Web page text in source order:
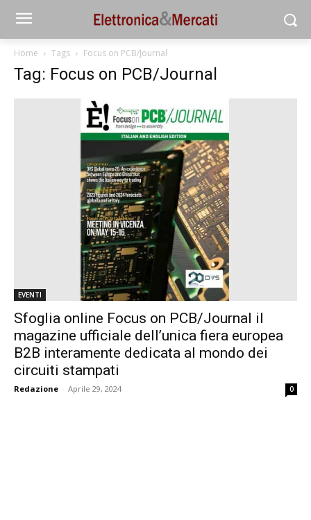
Home Tags Focus on PCB/Journal
Tag: Focus on PCB/Journal
EVENTI
Sfoglia online Focus on PCB/Journal il
magazine ufficiale dell’unica fiera europea
B2B interamente dedicata al mondo dei
circuiti stampati
Redazione - Aprile 29, 2024 0